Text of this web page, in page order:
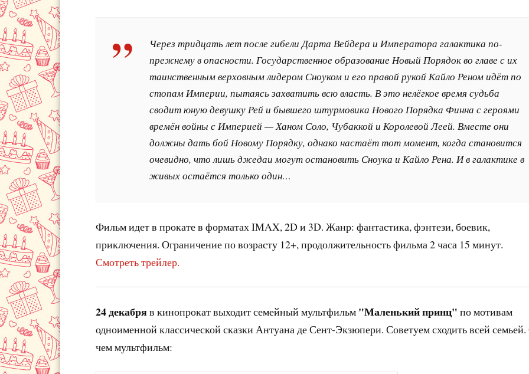
Через тридцать лет после гибели Дарта Вейдера и Императора галактика по-
прежнему в опасности. Государственное образование Новый Порядок во главе с их
таинственным верховным лидером Сноуком и его правой рукой Кайло Реном идёт по
стопам Империи, пытаясь захватить всю власть. В это нелёгкое время судьба
сводит юную девушку Рей и бывшего штурмовика Нового Порядка Финна с героями
времён войны с Империей — Ханом Соло, Чубаккой и Королевой Леей. Вместе они
должны дать бой Новому Порядку, однако настаёт тот момент, когда становится
очевидно, что лишь джедаи могут остановить Сноука и Кайло Рена. И в галактике в
живых остаётся только один…
Фильм идет в прокате в форматах IMAX, 2D и 3D. Жанр: фантастика, фэнтези, боевик,
приключения. Ограничение по возрасту 12+, продолжительность фильма 2 часа 15 минут.
Смотреть трейлер.
24 декабряв кинопрокат выходит семейный мультфильм "Маленький принц" по мотивам
одноименной классической сказки Антуана де Сент-Экзюпери. Советуем сходить всей
чем мультфильм: